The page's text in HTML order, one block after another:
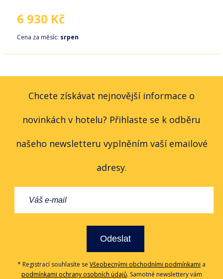
6 930 Kč
Cena za měsíc: srpen
Chcete získávat nejnovější informace o
novinkách v hotelu? Přihlaste se k odběru
našeho newsletteru vyplněním vaší emailové
adresy.
Odeslat
* Registrací souhlasíte se Všeobecnými obchodními podmínkami a
podmínkami ochrany osobních údajů. Samotné newslettery vám